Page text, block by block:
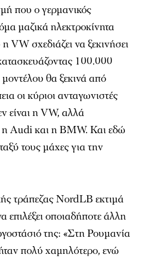
που ο γερμανικός
μαζικά ηλεκτροκίνητα
σχεδιάζει να ξεκινήσει
100.000
θα ξεκινά από
οι κύριοι ανταγωνιστές
είναι η VW, αλλά
Audi και η BMW. Και εδώ
τους μάχες για την
τράπεζας NordLB εκτιμά
επιλέξει οποιαδήποτε άλλη
της: «Στη Ρουμανία
πολύ χαμηλότερο, ενώ